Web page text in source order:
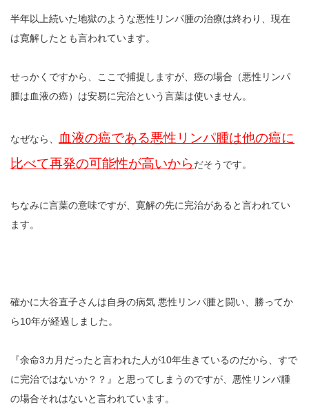
半年以上続いた地獄のような悪性リンパ腫の治療は終わり、現在
は寛解したとも言われています。
せっかくですから、ここで捕捉しますが、癌の場合（悪性リンパ
腫は血液の癌）は安易に完治という言葉は使いません。
なぜなら、
血液の癌である悪性リンパ腫は他の癌に
比べて再発の可能性が高いから だそうです。
ちなみに言葉の意味ですが、寛解の先に完治があると言われてい
ます。
確かに大谷直子さんは自身の病気 悪性リンパ腫と闘い、勝ってか
ら10年が経過しました。
『余命3カ月だったと言われた人が10年生きているのだから、すで
に完治ではないか？？』と思ってしまうのですが、悪性リンパ腫
の場合それはないと言われています。